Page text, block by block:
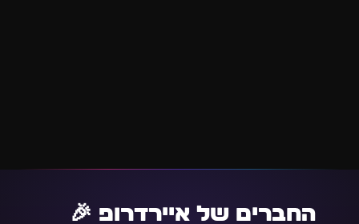
החברים של איירדרופ 🎉